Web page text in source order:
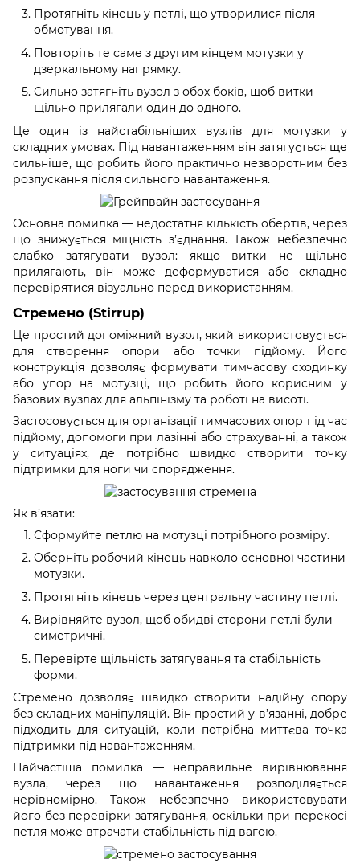
Протягніть кінець у петлі, що утворилися після
обмотування.
Повторіть те саме з другим кінцем мотузки у
дзеркальному напрямку.
Сильно затягніть вузол з обох боків, щоб витки
щільно прилягали один до одного.
Це один із найстабільніших вузлів для мотузки у
складних умовах. Під навантаженням він затягується ще
сильніше, що робить його практично незворотним без
розпускання після сильного навантаження.
Основна помилка — недостатня кількість обертів, через
що знижується міцність з’єднання. Також небезпечно
слабко затягувати вузол: якщо витки не щільно
прилягають, він може деформуватися або складно
перевірятися візуально перед використанням.
Стремено (Stirrup)
Це простий допоміжний вузол, який використовується
для створення опори або точки підйому. Його
конструкція дозволяє формувати тимчасову сходинку
або упор на мотузці, що робить його корисним у
базових вузлах для альпінізму та роботі на висоті.
Застосовується для організації тимчасових опор під час
підйому, допомоги при лазінні або страхуванні, а також
у ситуаціях, де потрібно швидко створити точку
підтримки для ноги чи спорядження.
Як в’язати:
Сформуйте петлю на мотузці потрібного розміру.
Оберніть робочий кінець навколо основної частини
мотузки.
Протягніть кінець через центральну частину петлі.
Вирівняйте вузол, щоб обидві сторони петлі були
симетричні.
Перевірте щільність затягування та стабільність
форми.
Стремено дозволяє швидко створити надійну опору
без складних маніпуляцій. Він простий у в’язанні, добре
підходить для ситуацій, коли потрібна миттєва точка
підтримки під навантаженням.
Найчастіша помилка — неправильне вирівнювання
вузла, через що навантаження розподіляється
нерівномірно. Також небезпечно використовувати
його без перевірки затягування, оскільки при перекосі
петля може втрачати стабільність під вагою.